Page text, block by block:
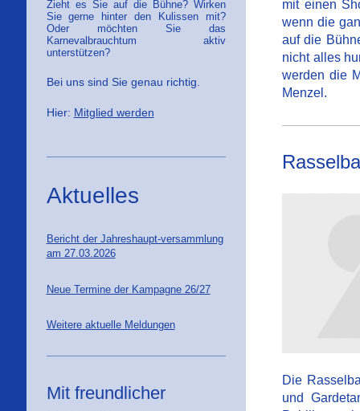
mit einen
wenn die
auf die
nicht alles
werden die
Menzel.
Die
und
Zieht es Sie auf die Bühne? Wirken
Sie gerne hinter den Kulissen mit?
Oder möchten Sie das
Karnevalbrauchtum aktiv
unterstützen?
Bei uns sind Sie genau richtig.
Hier: Mitglied werden
Aktuelles
Bericht der Jahreshaupt-versammlung
am 27.03.2026
Neue Termine der Kampagne 26/27
Weitere aktuelle Meldungen
Mit freundlicher